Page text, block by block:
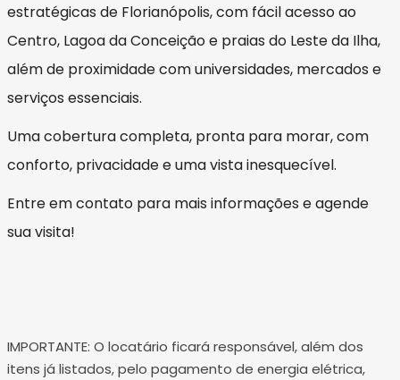
estratégicas de Florianópolis, com fácil acesso ao
Centro, Lagoa da Conceição e praias do Leste da Ilha,
além de proximidade com universidades, mercados e
serviços essenciais.
Uma cobertura completa, pronta para morar, com
conforto, privacidade e uma vista inesquecível.
Entre em contato para mais informações e agende
sua visita!
IMPORTANTE: O locatário ficará responsável, além dos
itens já listados, pelo pagamento de energia elétrica,